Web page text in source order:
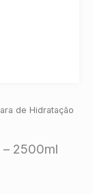
de Hidratação
– 2500ml